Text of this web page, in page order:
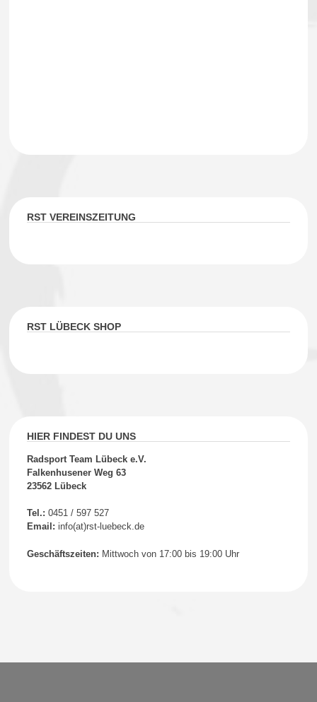
RST VEREINSZEITUNG
RST LÜBECK SHOP
HIER FINDEST DU UNS
Radsport Team Lübeck e.V.
Falkenhusener Weg 63
23562 Lübeck
Tel.: 0451 / 597 527
Email: info(at)rst-luebeck.de
Geschäftszeiten: Mittwoch von 17:00 bis 19:00 Uhr